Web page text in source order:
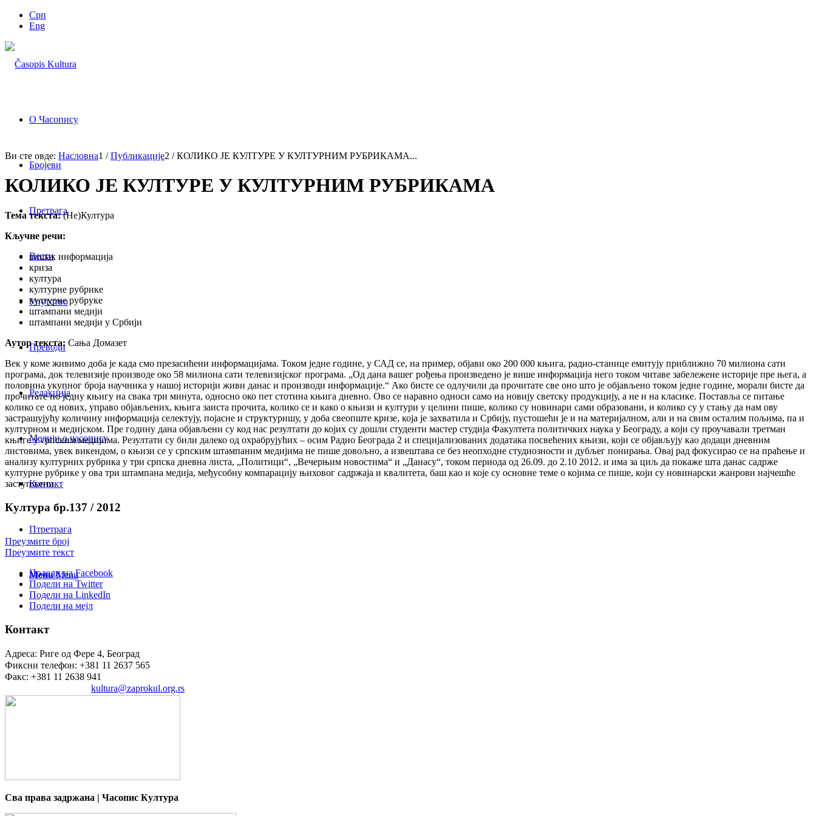
Срп
Eng
О Часопису
Бројеви
Претрага
Вести
Упутство
Преводи
Редакција
Медији о часопису
Контакт
Птретрага
Menu Menu
Ви сте овде: Насловна1 / Публикације2 / КОЛИКО ЈЕ КУЛТУРЕ У КУЛТУРНИМ РУБРИКАМА...
КОЛИКО ЈЕ КУЛТУРЕ У КУЛТУРНИМ РУБРИКАМА
Тема текста:(Не)Култура
Кључне речи:
вишак информација
криза
култура
културне рубрике
културне рубруке
штампани медији
штампани медији у Србији
Аутор текста: Сања Домазет
Век у коме живимо доба је када смо презасићени информацијама. Током једне године, у САД се, на пример, објави око 200 000 књига, радио-станице емитују приближно 70 милиона сати
програма, док телевизије производе око 58 милиона сати телевизијског програма. „Од дана вашег рођења произведено је више информација него током читаве забележене историје пре њега, а
половина укупног броја научника у нашој историји живи данас и производи информације.“ Ако бисте се одлучили да прочитате све оно што је објављено током једне године, морали бисте да
прочитате по једну књигу на свака три минута, односно око пет стотина књига дневно. Ово се наравно односи само на новију светску продукцију, а не и на класике. Поставља се питање
колико се од нових, управо објављених, књига заиста прочита, колико се и како о књизи и култури у целини пише, колико су новинари сами образовани, и колико су у стању да нам ову
застрашујућу количину информација селектују, појасне и структуришу, у доба свеопште кризе, која је захватила и Србију, пустошећи је и на материјалном, али и на свим осталим пољима, па и
културном и медијском. Пре годину дана објављени су код нас резултати до којих су дошли студенти мастер студија Факултета политичких наука у Београду, а који су проучавали третман
књиге у српским медијима. Резултати су били далеко од охрабрујућих – осим Радио Београда 2 и специјализованих додатака посвећених књизи, који се објављују као додаци дневним
листовима, увек викендом, о књизи се у српским штампаним медијима не пише довољно, а извештава се без неопходне студиозности и дубљег понирања. Овај рад фокусирао се на праћење и
анализу културних рубрика у три српска дневна листа, „Политици“, „Вечерњим новостима“ и „Данасу“, током периода од 26.09. до 2.10 2012. и има за циљ да покаже шта данас садрже
културне рубрике у ова три штампана медија, међусобну компарацију њиховог садржаја и квалитета, баш као и које су основне теме о којима се пише, који су новинарски жанрови најчешће
заступљени.
Култура бр.137 / 2012
Преузмите број
Преузмите текст
Подели на Facebook
Подели на Twitter
Подели на LinkedIn
Подели на мејл
Контакт
Адреса: Риге од Фере 4, Београд
Фиксни телефон: +381 11 2637 565
Факс: +381 11 2638 941
kultura@zaprokul.org.rs
Сва права задржана | Часопис Култура